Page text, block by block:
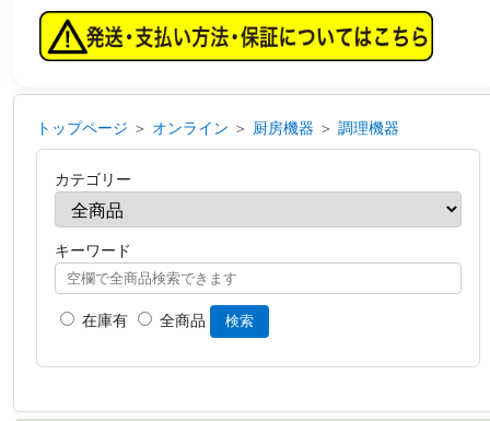
トップページ ＞ オンライン ＞ 厨房機器 ＞ 調理機器
カテゴリー
キーワード
在庫有 全商品 検索